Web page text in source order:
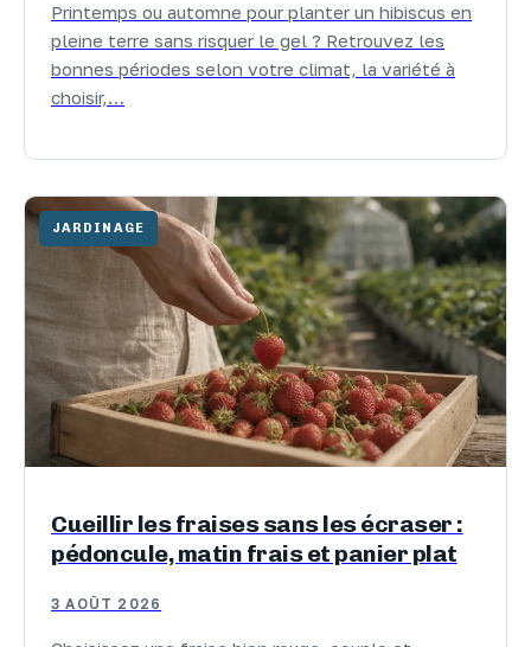
Printemps ou automne pour planter un hibiscus en
pleine terre sans risquer le gel ? Retrouvez les
bonnes périodes selon votre climat, la variété à
choisir,…
JARDINAGE
Cueillir les fraises sans les écraser :
pédoncule, matin frais et panier plat
3 AOÛT 2026